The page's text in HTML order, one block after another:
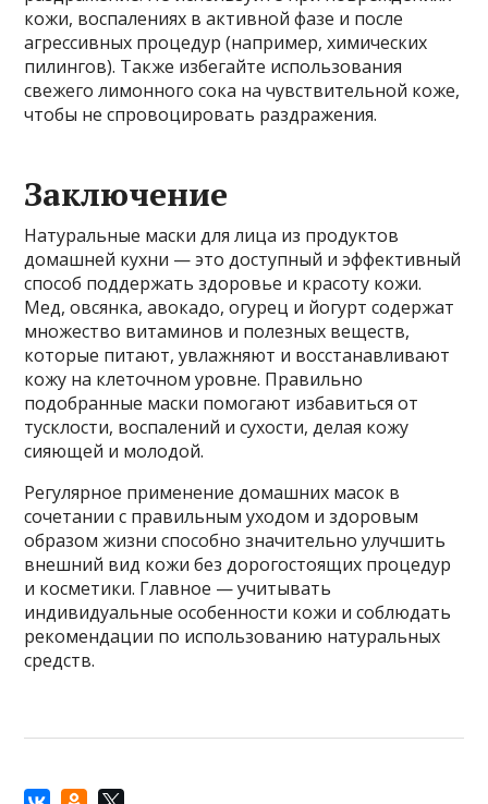
кожи, воспалениях в активной фазе и после
агрессивных процедур (например, химических
пилингов). Также избегайте использования
свежего лимонного сока на чувствительной коже,
чтобы не спровоцировать раздражения.
Заключение
Натуральные маски для лица из продуктов
домашней кухни — это доступный и эффективный
способ поддержать здоровье и красоту кожи.
Мед, овсянка, авокадо, огурец и йогурт содержат
множество витаминов и полезных веществ,
которые питают, увлажняют и восстанавливают
кожу на клеточном уровне. Правильно
подобранные маски помогают избавиться от
тусклости, воспалений и сухости, делая кожу
сияющей и молодой.
Регулярное применение домашних масок в
сочетании с правильным уходом и здоровым
образом жизни способно значительно улучшить
внешний вид кожи без дорогостоящих процедур
и косметики. Главное — учитывать
индивидуальные особенности кожи и соблюдать
рекомендации по использованию натуральных
средств.